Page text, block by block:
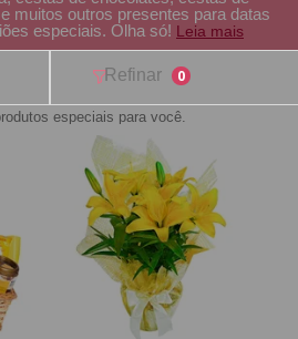
muitos outros presentes para datas
especiais. Olha só! Leia mais
Refinar 0
especiais para você.